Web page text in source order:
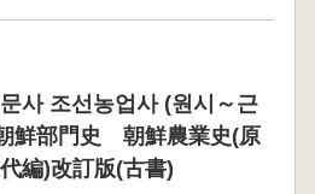
사 조선농업사 (원시～근
鮮部門史 朝鮮農業史(原
編)改訂版(古書)